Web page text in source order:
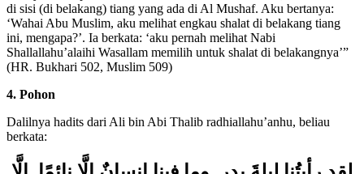
Artinya: “aku pernah bersama Salamah bin Al Akwa’, lalu ia shalat
di sisi (di belakang) tiang yang ada di Al Mushaf. Aku bertanya:
‘Wahai Abu Muslim, aku melihat engkau shalat di belakang tiang
ini, mengapa?’. Ia berkata: ‘aku pernah melihat Nabi
Shallallahu’alaihi Wasallam memilih untuk shalat di belakangnya’”
Dalilnya hadits dari Ali bin Abi Thalib radhiallahu’anhu, beliau
berkata: